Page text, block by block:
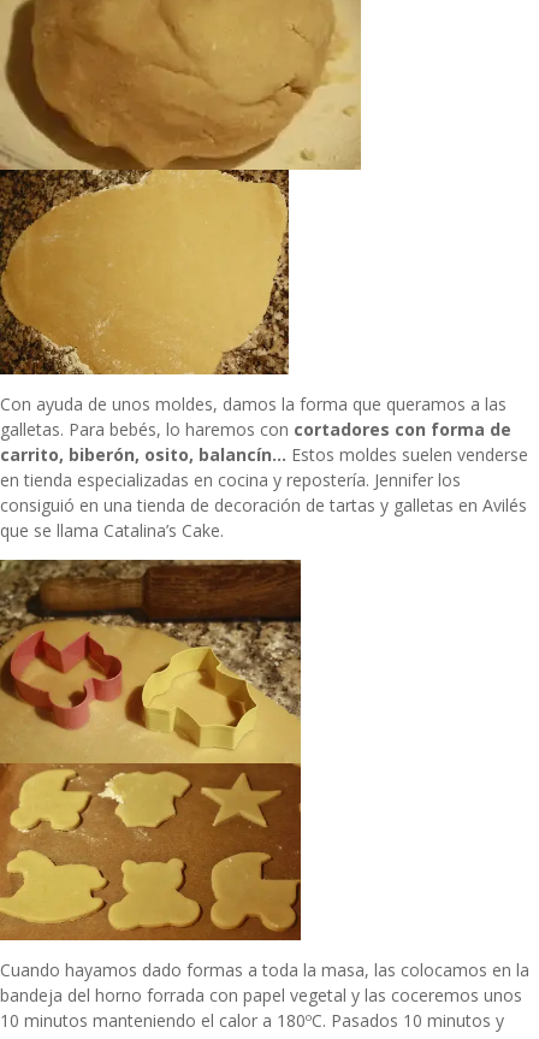
Con ayuda de unos moldes, damos la forma que queramos a las
galletas. Para bebés, lo haremos con cortadores con forma de
carrito, biberón, osito, balancín… Estos moldes suelen venderse
en tienda especializadas en cocina y repostería. Jennifer los
consiguió en una tienda de decoración de tartas y galletas en Avilés
que se llama Catalina’s Cake.
Cuando hayamos dado formas a toda la masa, las colocamos en la
bandeja del horno forrada con papel vegetal y las coceremos unos
10 minutos manteniendo el calor a 180ºC. Pasados 10 minutos y